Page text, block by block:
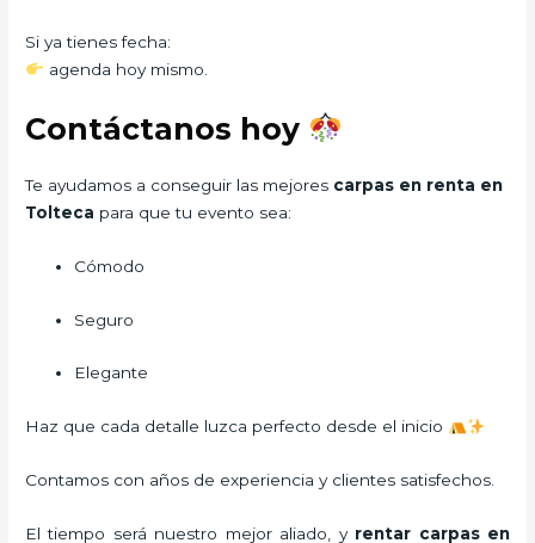
Si ya tienes fecha:
agenda hoy mismo.
Contáctanos hoy
Te ayudamos a conseguir las mejores carpas en renta en
Tolteca para que tu evento sea:
Cómodo
Seguro
Elegante
Haz que cada detalle luzca perfecto desde el inicio
Contamos con años de experiencia y clientes satisfechos.
El tiempo será nuestro mejor aliado, y rentar carpasen